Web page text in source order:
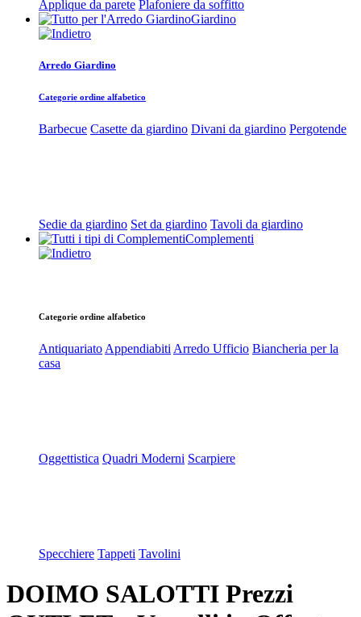
Applique da parete Plafoniere da soffitto
Giardino
Arredo Giardino
Categorie ordine alfabetico
Barbecue Casette da giardino Divani da giardino Pergotende
Sedie da giardino Set da giardino Tavoli da giardino
Complementi
Categorie ordine alfabetico
Antiquariato Appendiabiti Arredo Ufficio Biancheria per la
casa
Oggettistica Quadri Moderni Scarpiere
Specchiere Tappeti Tavolini
DOIMO SALOTTI Prezzi